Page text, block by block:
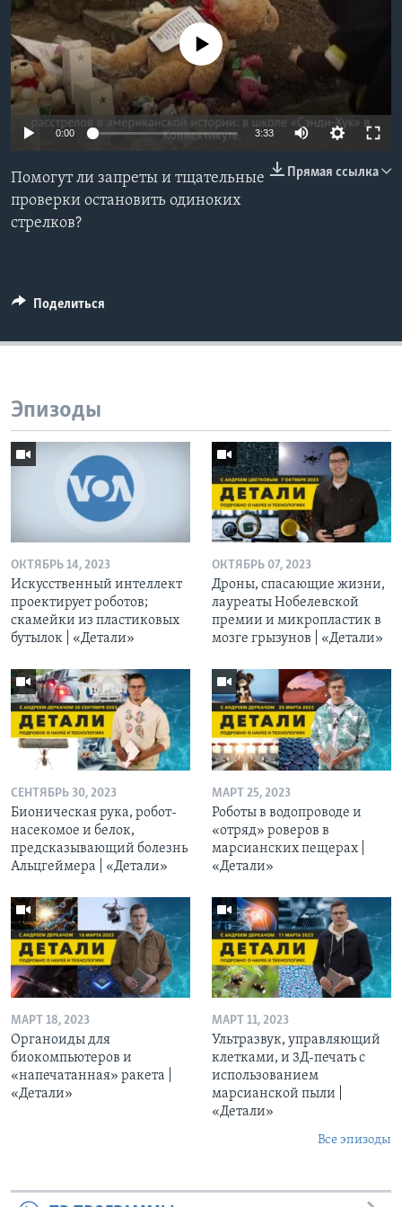
Learning English
СОЦИАЛЬНЫЕ СЕТИ
No media source currently available
0:00 3:33
Прямая ссылка
Помогут ли запреты и тщательные
проверки остановить одиноких
стрелков?
Поделиться
Эпизоды
ОКТЯБРЬ 14, 2023
Искусственный интеллект
проектирует роботов;
скамейки из пластиковых
бутылок | «Детали»
ОКТЯБРЬ 07, 2023
Дроны, спасающие жизни,
лауреаты Нобелевской
премии и микропластик в
мозге грызунов | «Детали»
СЕНТЯБРЬ 30, 2023
Бионическая рука, робот-
насекомое и белок,
предсказывающий болезнь
Альцгеймера | «Детали»
МАРТ 25, 2023
Роботы в водопроводе и
«отряд» роверов в
марсианских пещерах |
«Детали»
МАРТ 18, 2023
Органоиды для
биокомпьютеров и
«напечатанная» ракета |
«Детали»
МАРТ 11, 2023
Ультразвук, управляющий
клетками, и 3Д-печать c
использованием
марсианской пыли |
«Детали»
Все эпизоды